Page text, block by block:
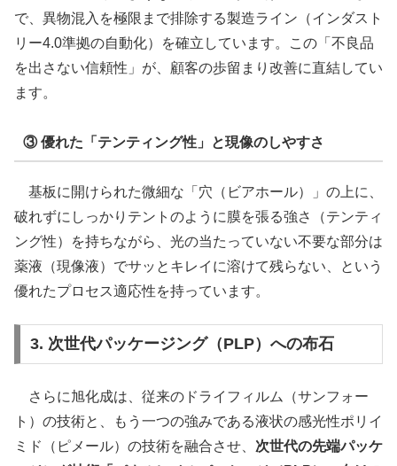
で、異物混入を極限まで排除する製造ライン（インダスト
リー4.0準拠の自動化）を確立しています。この「不良品
を出さない信頼性」が、顧客の歩留まり改善に直結してい
ます。
③ 優れた「テンティング性」と現像のしやすさ
基板に開けられた微細な「穴（ビアホール）」の上に、
破れずにしっかりテントのように膜を張る強さ（テンティ
ング性）を持ちながら、光の当たっていない不要な部分は
薬液（現像液）でサッとキレイに溶けて残らない、という
優れたプロセス適応性を持っています。
3. 次世代パッケージング（PLP）への布石
さらに旭化成は、従来のドライフィルム（サンフォー
ト）の技術と、もう一つの強みである液状の感光性ポリイ
ミド（ピメール）の技術を融合させ、 次世代の先端パッケ